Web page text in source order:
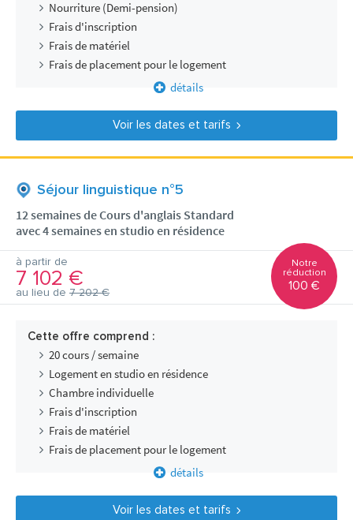
Nourriture (Demi-pension)
Frais d'inscription
Frais de matériel
Frais de placement pour le logement
détails
Voir les dates et tarifs
Séjour linguistique n°5
12 semaines de Cours d'anglais Standard
avec 4 semaines en studio en résidence
à partir de
7 102 €
au lieu de 7 202 €
Notre
réduction
100 €
Cette offre comprend :
20 cours / semaine
Logement en studio en résidence
Chambre individuelle
Frais d'inscription
Frais de matériel
Frais de placement pour le logement
détails
Voir les dates et tarifs